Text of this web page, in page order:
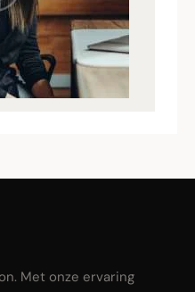
Met onze ervaring